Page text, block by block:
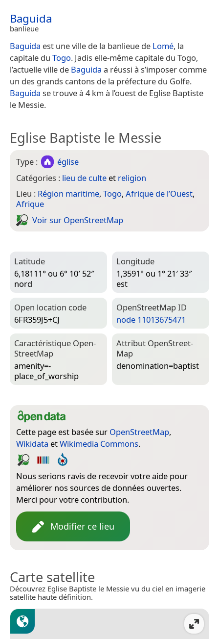
Baguida
banlieue
Baguida est une ville de la banlieue de Lomé, la
capitale du Togo. Jadis elle-même capitale du Togo,
l’actuelle ville de Baguida a réussi à s’imposer comme
un des grands cantons de la préfecture du Golfe.
Baguida se trouve à 4 km à l’ouest de Eglise Baptiste
le Messie.
Eglise Baptiste le Messie
Type :
église
Catégories : lieu de culte et religion
Lieu : Région maritime, Togo, Afrique de l’Ouest,
Afrique
Voir sur Open­Street­Map
Latitude
6,18111° ou 6° 10′ 52″
nord
Longitude
1,3591° ou 1° 21′ 33″
est
Open location code
6FR359J5+CJ
Open­Street­Map ID
node 11013675471
Caractéristique Open­
Street­Map
amenity=­
place_of_worship
Attribut Open­Street­
Map
denomination=­baptist
Cette page est basée sur OpenStreetMap,
Wikidata etWikimedia Commons.
Nous serions ravis de recevoir votre aide pour
améliorer nos sources de données ouvertes.
Merci pour votre contribution.
Modifier ce lieu
Carte satellite
Découvrez Eglise Baptiste le Messie vu du ciel en imagerie
satellite haute définition.